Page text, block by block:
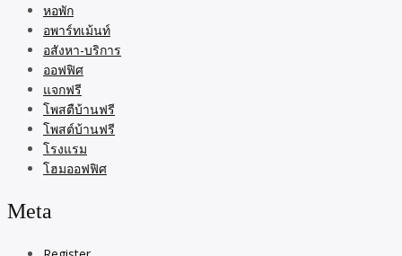
หอพัก
อพาร์ทเม้นท์
อสังหา-บริการ
ออฟฟิศ
แจกฟรี
โพสตืบ้านฟรี
โพสต์บ้านฟรี
โรงแรม
โฮมออฟฟิศ
Meta